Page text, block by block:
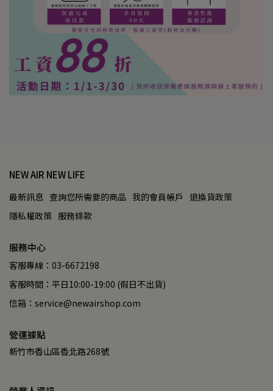
NEW AIR NEW LIFE
最新訊息 查詢您所需要的商品 我的會員帳戶
退換貨政策
隱私權政策 服務條款
服務中心
客服專線：03-6672198
客服時間：平日10:00-19:00 (假日不出貨)
信箱：service@newairshop.com
營運據點
新竹市香山區香北路268號